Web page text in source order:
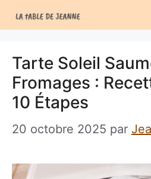
au
Tarte Soleil
Fromages :
10 Étapes
20 octobre 2025 par